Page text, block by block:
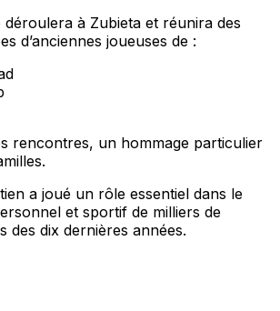
déroulera à Zubieta et réunira des
d’anciennes joueuses de :
rencontres, un hommage particulier
a joué un rôle essentiel dans le
et sportif de milliers de
des dix dernières années.